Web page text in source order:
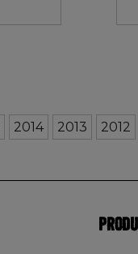
2014 2013 2012